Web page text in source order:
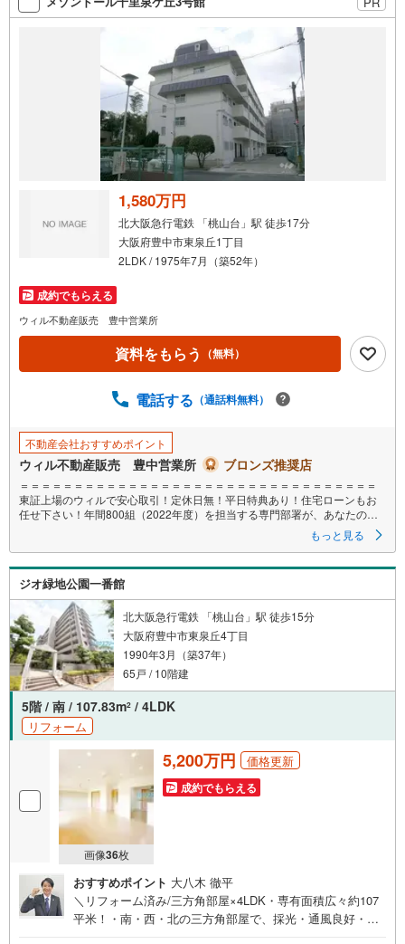
1,580万円
北大阪急行電鉄 「桃山台」駅 徒歩17分
大阪府豊中市東泉丘1丁目
2LDK / 1975年7月（築52年）
成約でもらえる
ウィル不動産販売 豊中営業所
資料をもらう （無料）
電話する （通話料無料）
不動産会社おすすめポイント
ウィル不動産販売 豊中営業所 ブロンズ推奨店
＝＝＝＝＝＝＝＝＝＝＝＝＝＝＝＝＝＝＝＝＝＝＝＝＝＝＝＝＝＝＝＝＝
東証上場のウィルで安心取引！定休日無！平日特典あり！住宅ローンもお
任せ下さい！年間800組（2022年度）を担当する専門部署が、あなたの住
宅ローンをお手伝い！リフォーム・リノベも併せて相談可能！
お子様連れのご家族も落ち着いてお話ができるよう、キッズスペースを設
置しています。
【営業時間 10:00-19:00】（年中無休）
上記時間はお電話が繋がりやすくなっております。ぜひお気軽にご連絡く
ださい！
現地をご見学される場合は「室内・現地を見学する（無料）」ボタンより
ご希望の日時をご記入いただけますとスムーズにご案内が可能です。
＝＝＝＝＝＝＝＝＝＝＝＝＝＝＝＝＝＝＝＝＝＝＝＝＝＝＝＝＝＝＝＝＝
もっと見る
ジオ緑地公園一番館
北大阪急行電鉄 「桃山台」駅 徒歩15分
大阪府豊中市東泉丘4丁目
1990年3月（築37年）
65戸 / 10階建
5階 / 南 / 107.83m2 / 4LDK
リフォーム
画像36枚
5,200万円 価格更新
成約でもらえる
おすすめポイント 大八木 徹平
＼リフォーム済み/三方角部屋×4LDK・専有面積広々約107
平米！・南・西・北の三方角部屋で、採光・通風良好・キ